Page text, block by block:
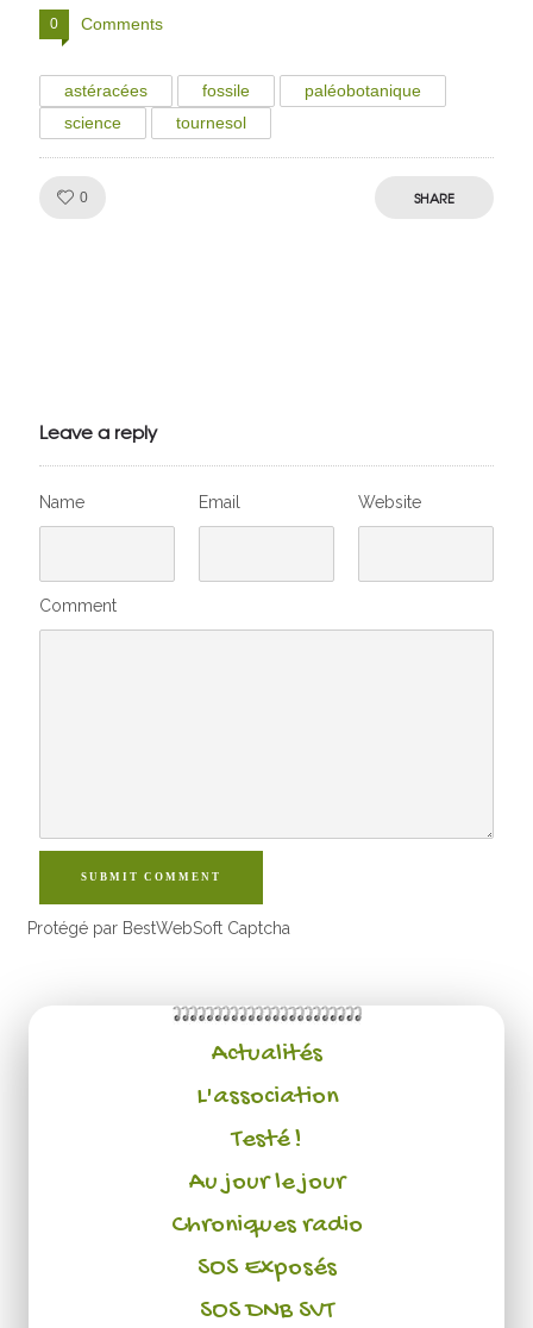
0 Comments
astéracées fossile
paléobotanique
science
tournesol
0 SHARE
Leave a reply
Name Email Website
Comment
SUBMIT COMMENT
Protégé par BestWebSoft Captcha
Actualités
L'association
Testé !
Au jour le jour
Chroniques radio
SOS Exposés
SOS DNB SVT